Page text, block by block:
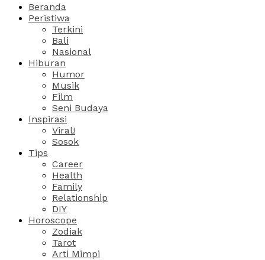
Beranda
Peristiwa
Terkini
Bali
Nasional
Hiburan
Humor
Musik
Film
Seni Budaya
Inspirasi
Viral!
Sosok
Tips
Career
Health
Family
Relationship
DIY
Horoscope
Zodiak
Tarot
Arti Mimpi